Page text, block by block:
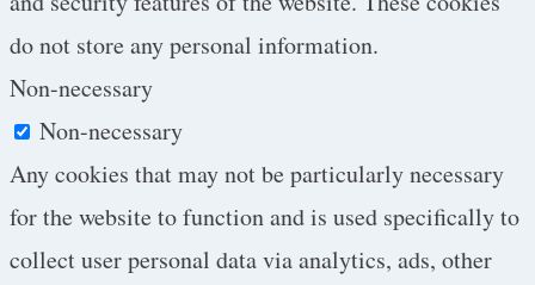
do not store any personal information.
Non-necessary
Non-necessary
Any cookies that may not be particularly necessary
for the website to function and is used specifically to
collect user personal data via analytics, ads, other